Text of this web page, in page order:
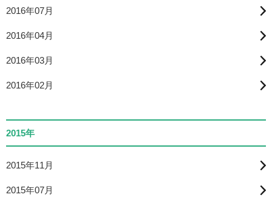
2016年07月
2016年04月
2016年03月
2016年02月
2015年
2015年11月
2015年07月